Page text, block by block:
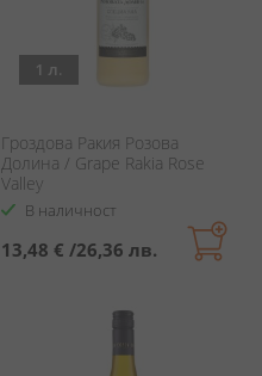
1 л.
Гроздова Ракия Розова
Долина / Grape Rakia Rose
Valley
В наличност
13,48 € /26,36 лв.